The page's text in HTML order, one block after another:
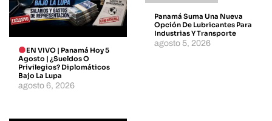
EN VIVO | Panamá Hoy 5
Agosto | ¿Sueldos O
Privilegios? Diplomáticos
Bajo La Lupa
agosto 6, 2026
Panamá Suma Una Nueva
Opción De Lubricantes Para
Industrias Y Transporte
agosto 5, 2026